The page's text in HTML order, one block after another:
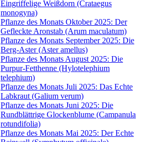
Eingriffelige Weißdorn (Crataegus
monogyna)
Pflanze des Monats Oktober 2025: Der
Gefleckte Aronstab (Arum maculatum)
Pflanze des Monats September 2025: Die
Berg-Aster (Aster amellus)
Pflanze des Monats August 2025: Die
Purpur-Fetthenne (Hylotelephium
telephium)
Pflanze des Monats Juli 2025: Das Echte
Labkraut (Galium verum)
Pflanze des Monats Juni 2025: Die
Rundblättrige Glockenblume (Campanula
rotundifolia)
Pflanze des Monats Mai 2025: Der Echte